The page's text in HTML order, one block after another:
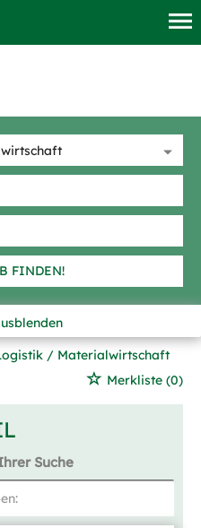
FINDEN!
/ Materialwirtschaft
Merkliste (0)
Suche